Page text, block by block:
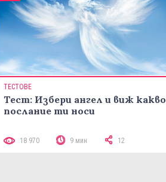
ТЕСТОВЕ
Тест: Избери ангел и виж какво
послание ти носи
18 970 9 мин 12